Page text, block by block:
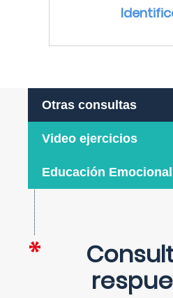
Otras consultas
Video ejercicios
Educación Emocional